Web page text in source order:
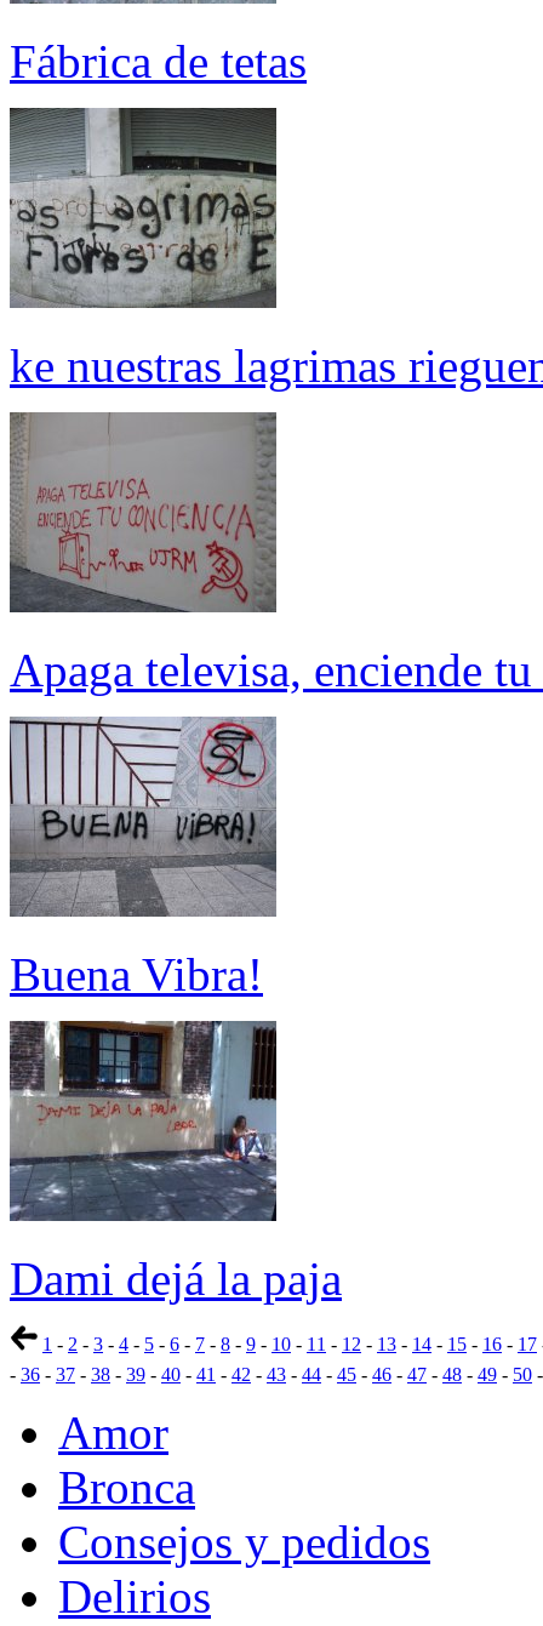
Fábrica de tetas
ke nuestras lagrimas
Apaga televisa, enciende
Buena Vibra!
Dami dejá la paja
1 - 2 - 3 - 4 - 5 - 6 - 7 - 8 - 9 - 10 - 11 - 12 - 13 - 14 - 15 - 16 - 17
- 36 - 37 - 38 - 39 - 40 - 41 - 42 - 43 - 44 - 45 - 46 - 47 - 48 - 49 - 50
Amor
Bronca
Consejos y pedidos
Delirios